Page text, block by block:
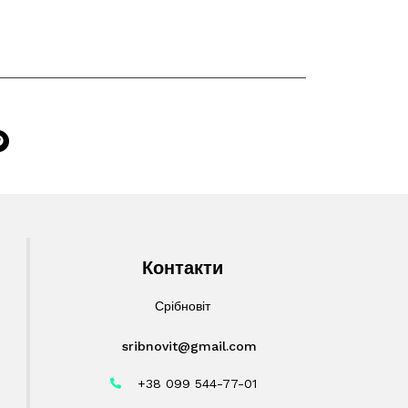
Контакти
Срібновіт
sribnovit@gmail.com
+38 099 544-77-01